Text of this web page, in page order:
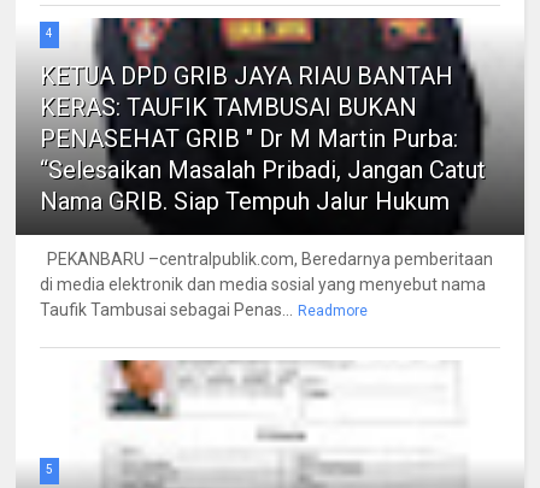
4
KETUA DPD GRIB JAYA RIAU BANTAH
KERAS: TAUFIK TAMBUSAI BUKAN
PENASEHAT GRIB " Dr M Martin Purba:
“Selesaikan Masalah Pribadi, Jangan Catut
Nama GRIB. Siap Tempuh Jalur Hukum
PEKANBARU –centralpublik.com, Beredarnya pemberitaan
di media elektronik dan media sosial yang menyebut nama
Taufik Tambusai sebagai Penas...
Readmore
5